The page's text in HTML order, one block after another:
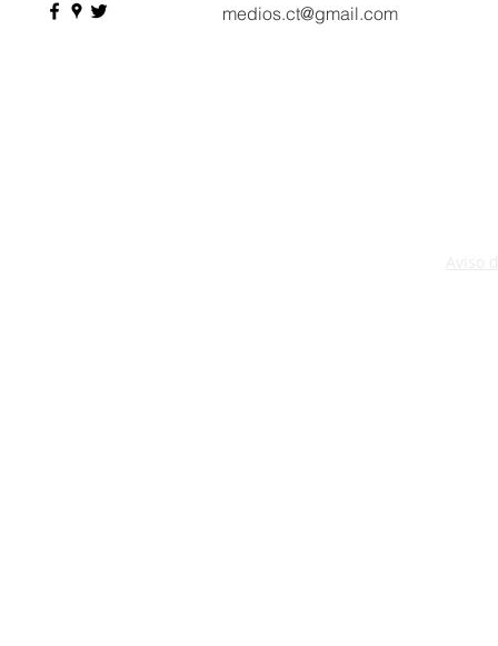
medios.ct@gmail.com